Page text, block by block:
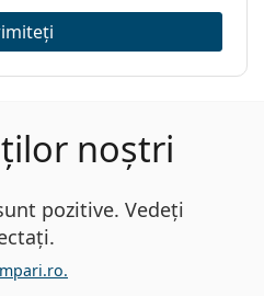
noștri
pozitive. Vedeți